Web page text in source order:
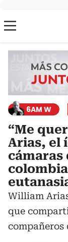
6AM W
“Me
Arias, el
cámaras
William
que